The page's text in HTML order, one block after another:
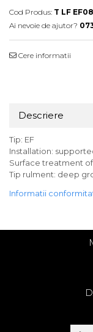
Cod Produs: T LF
Ai nevoie de ajutor?
Cere informatii
Descriere
Tip: EF
Installation:
Surface treatment
Tip rulment: deep
Informatii